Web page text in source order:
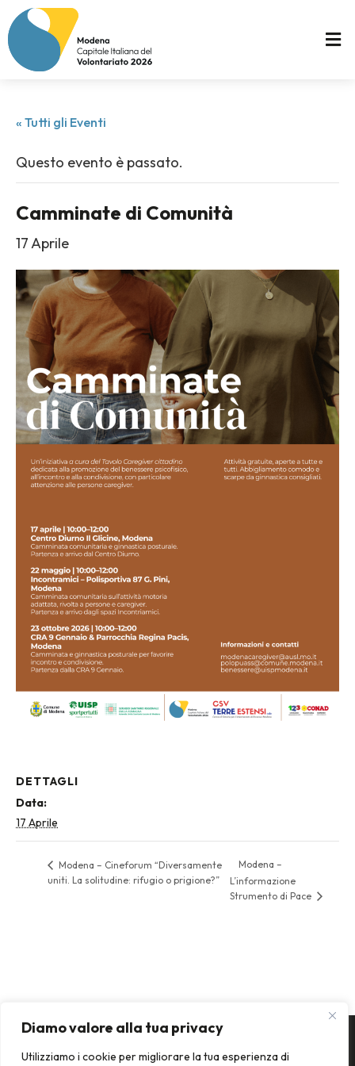
Diamo valore alla tua privacy
Utilizziamo i cookie per migliorare la tua esperienza di
« Tutti gli Eventi
Questo evento è passato.
Camminate di Comunità
17 Aprile
DETTAGLI
Data:
17 Aprile
Modena – Cineforum “Diversamente
uniti. La solitudine: rifugio o prigione?”
Modena –
L’informazione
Strumento di Pace